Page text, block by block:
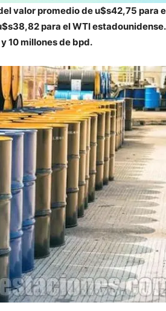
valor promedio de u$s42,75 para
para el WTI estadounidense.
10 millones de bpd.